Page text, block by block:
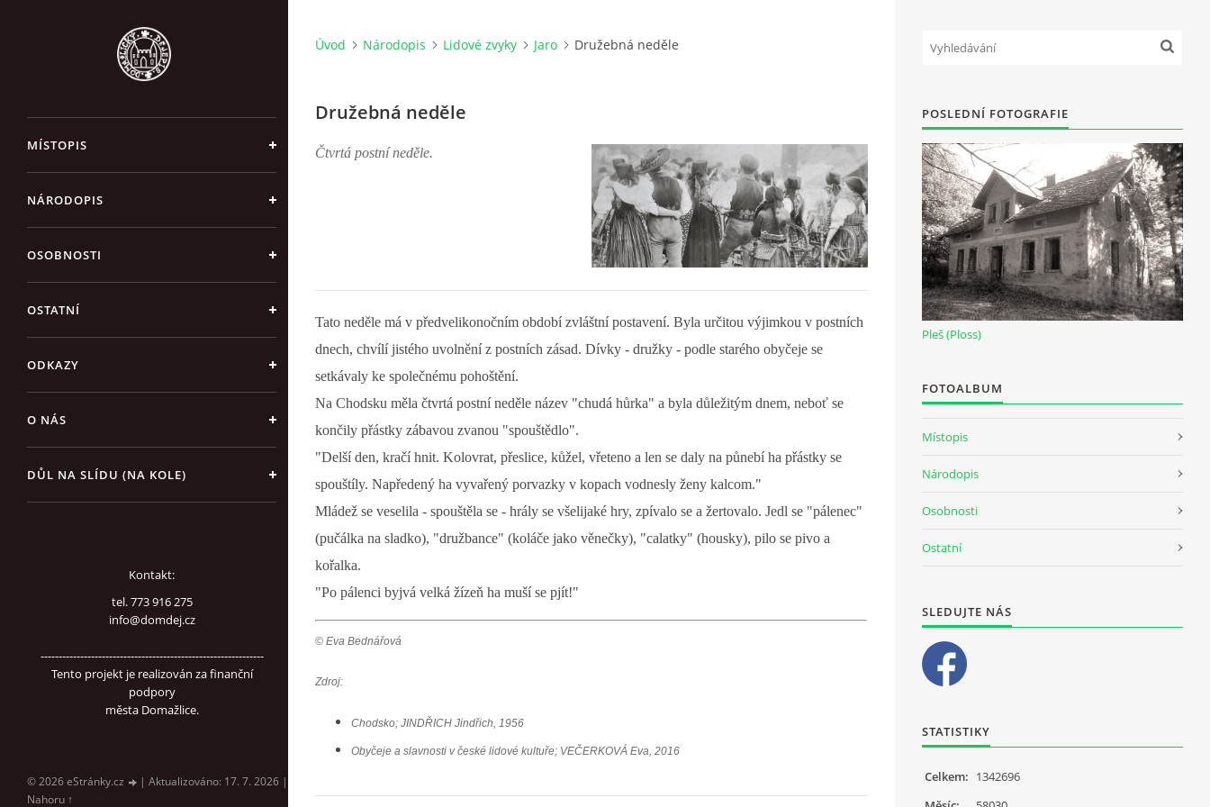
MÍSTOPIS
NÁRODOPIS
OSOBNOSTI
OSTATNÍ
ODKAZY
O NÁS
DŮL NA SLÍDU (NA KOLE)
Kontakt:
tel. 773 916 275
info@domdej.cz
--------------------------------------------------------------
Tento projekt je realizován za finanční
podpory
města Domažlice.
© 2026 eStránky.cz | Aktualizováno: 17. 7. 2026 |
Nahoru ↑
Úvod Národopis Lidové zvyky Jaro Družebná neděle
Družebná neděle
Čtvrtá postní neděle.
Tato neděle má v předvelikonočním období zvláštní postavení. Byla určitou výjimkou v postních
dnech, chvílí jistého uvolnění z postních zásad. Dívky - družky - podle starého obyčeje se
setkávaly ke společnému pohoštění.
Na Chodsku měla čtvrtá postní neděle název "chudá hůrka" a byla důležitým dnem, neboť se
končily přástky zábavou zvanou "spouštědlo".
"Delší den, kračí hnit. Kolovrat, přeslice, kůžel, vřeteno a len se daly na půnebí ha přástky se
spouštíly. Napředený ha vyvařený porvazky v kopach vodnesly ženy kalcom."
Mládež se veselila - spouštěla se - hrály se všelijaké hry, zpívalo se a žertovalo. Jedl se "pálenec"
(pučálka na sladko), "družbance" (koláče jako věnečky), "calatky" (housky), pilo se pivo a
kořalka.
"Po pálenci byjvá velká žízeň ha muší se pjít!"
© Eva Bednářová
Zdroj:
Chodsko; JINDŘICH Jindřich, 1956
Obyčeje a slavnosti v české lidové kultuře; VEČERKOVÁ Eva, 2016
POSLEDNÍ FOTOGRAFIE
Pleš (Ploss)
FOTOALBUM
Místopis
Národopis
Osobnosti
Ostatní
SLEDUJTE NÁS
STATISTIKY
Celkem: 1342696